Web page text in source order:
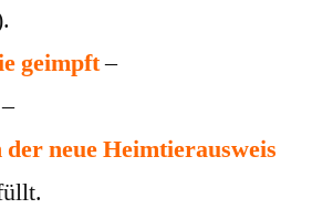
geimpft–
–
neue Heimtierausweis